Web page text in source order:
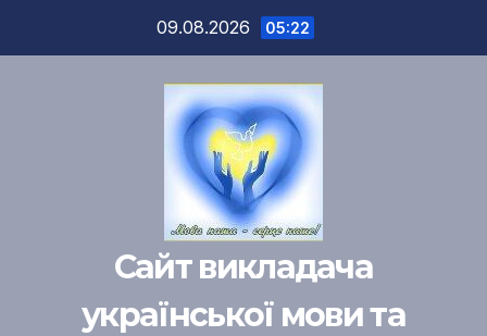
09.08.2026 05:22
Сайт викладача
української мови та